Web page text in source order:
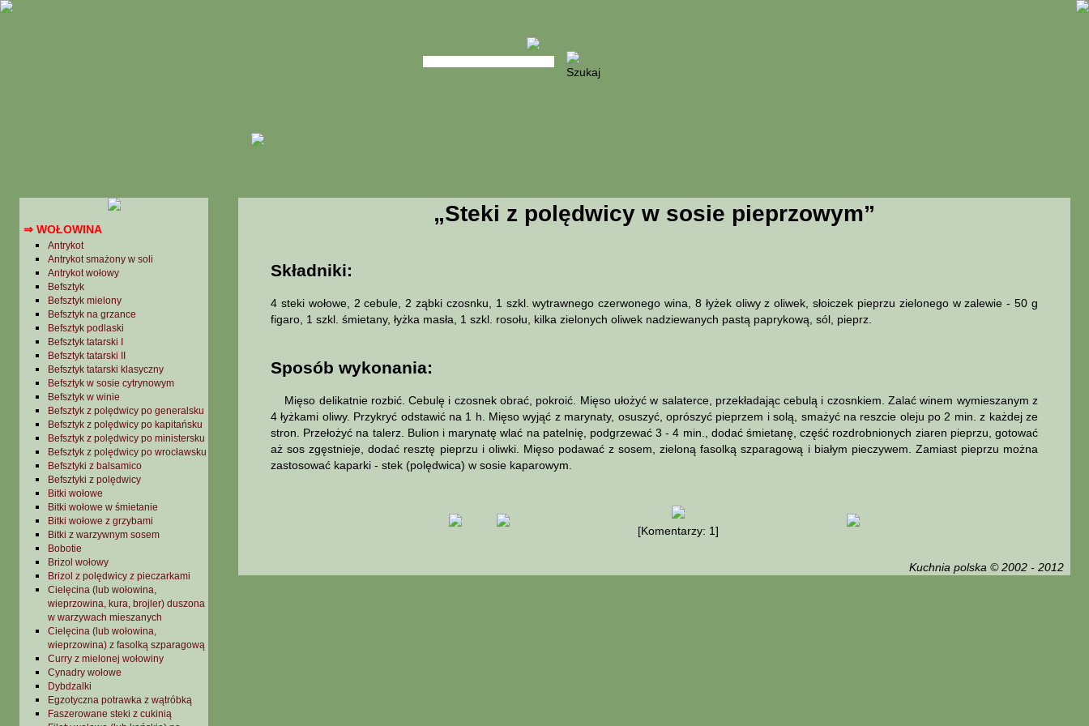
→ Przetwory
→ Wieprzowina
⇒ WOŁOWINA
Antrykot
Antrykot smażony w soli
Antrykot wołowy
Befsztyk
Befsztyk mielony
Befsztyk na grzance
Befsztyk podlaski
Befsztyk tatarski I
Befsztyk tatarski II
Befsztyk tatarski klasyczny
Befsztyk w sosie cytrynowym
Befsztyk w winie
Befsztyk z polędwicy po generalsku
Befsztyk z polędwicy po kapitańsku
Befsztyk z polędwicy po ministersku
Befsztyk z polędwicy po wrocławsku
Befsztyki z balsamico
Befsztyki z polędwicy
Bitki wołowe
Bitki wołowe w śmietanie
Bitki wołowe z grzybami
Bitki z warzywnym sosem
Bobotie
Brizol wołowy
Brizol z polędwicy z pieczarkami
Cielęcina (lub wołowina,
wieprzowina, kura, brojler) duszona
w warzywach mieszanych
Cielęcina (lub wołowina,
wieprzowina) z fasolką szparagową
Curry z mielonej wołowiny
Cynadry wołowe
Dybdzalki
Egzotyczna potrawka z wątróbką
Faszerowane steki z cukinią
„Steki z polędwicy w sosie pieprzowym”
Składniki:
4 steki wołowe, 2 cebule, 2 ząbki czosnku, 1 szkl. wytrawnego czerwonego wina, 8 łyżek oliwy z oliwek, słoiczek pieprzu zielonego w zalewie - 50 g
figaro, 1 szkl. śmietany, łyżka masła, 1 szkl. rosołu, kilka zielonych oliwek nadziewanych pastą paprykową, sól, pieprz.
Sposób wykonania:
Mięso delikatnie rozbić. Cebulę i czosnek obrać, pokroić. Mięso ułożyć w salaterce, przekładając cebulą i czosnkiem. Zalać winem wymieszanym z
4 łyżkami oliwy. Przykryć odstawić na 1 h. Mięso wyjąć z marynaty, osuszyć, oprószyć pieprzem i solą, smażyć na reszcie oleju po 2 min. z każdej ze
stron. Przełożyć na talerz. Bulion i marynatę wlać na patelnię, podgrzewać 3 - 4 min., dodać śmietanę, część rozdrobnionych ziaren pieprzu, gotować
aż sos zgęstnieje, dodać resztę pieprzu i oliwki. Mięso podawać z sosem, zieloną fasolką szparagową i białym pieczywem. Zamiast pieprzu można
zastosować kaparki - stek (polędwica) w sosie kaparowym.
[Komentarzy: 1]
Kuchnia polska © 2002 - 2012